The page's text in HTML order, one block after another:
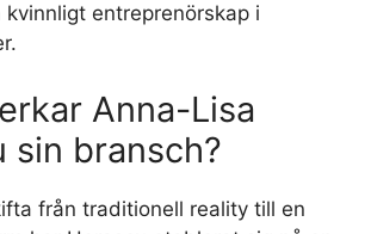
entreprenörskap i
Anna-Lisa
sin bransch?
från traditionell reality till en